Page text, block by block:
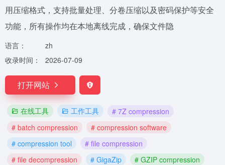
用压缩格式，支持批量处理、分卷压缩以及密码保护等安全
功能，所有操作均在本地离线完成，确保文件隐
语言：
zh
收录时间：
2026-07-09
打开网站
在线工具 工作工具
# 7Z compression
# batch compression
# compression software
# compression tool
# file compression
# file decompression
# GigaZip
# GZIP compression